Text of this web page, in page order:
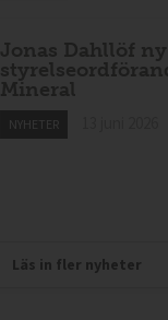
Jonas Dahllöf ny
Mineral
NYHETER
Läs in fler nyheter